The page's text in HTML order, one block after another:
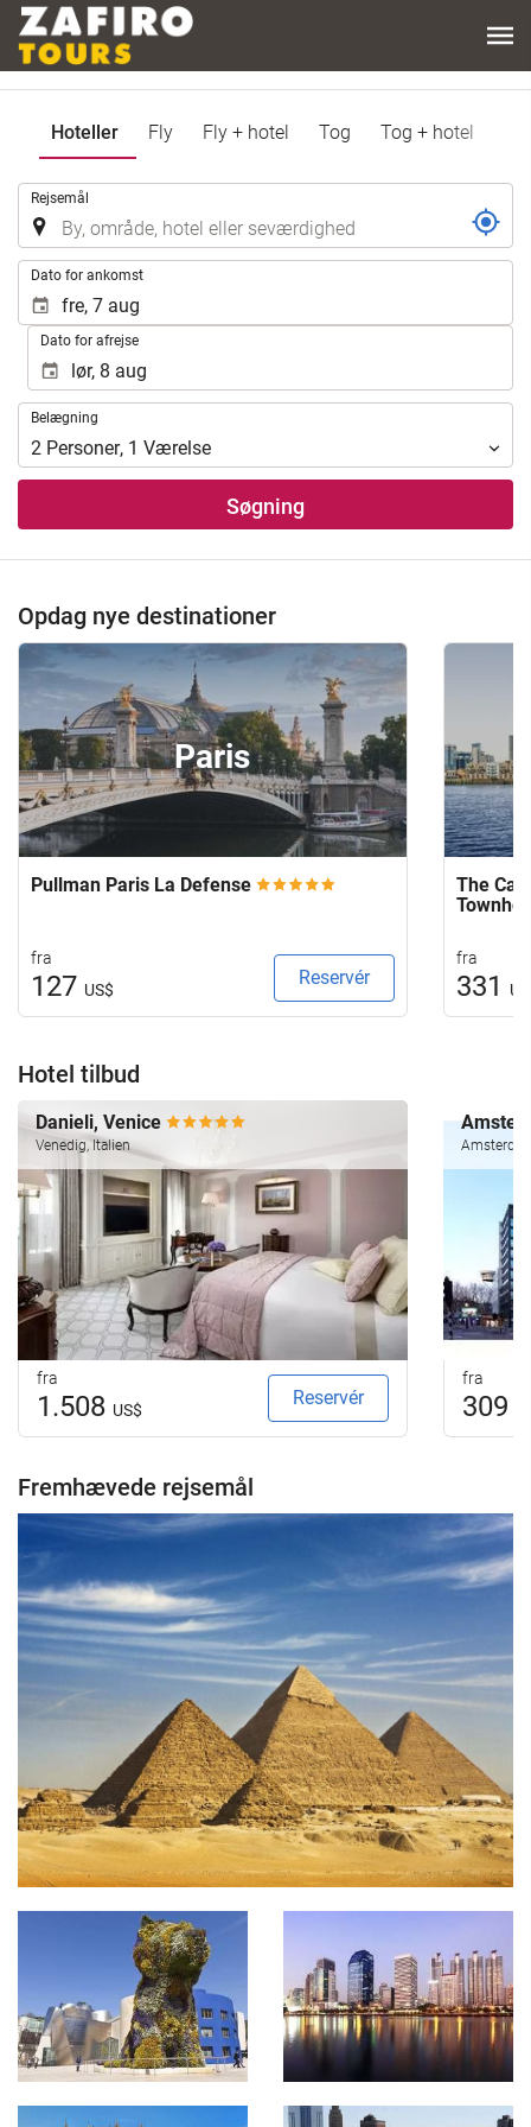
Hoteller Fly Fly + hotel Tog Tog + hotel
Rejsemål
Dato for ankomst
Dato for afrejse
Belægning
Belægning
2 Personer, 1 Værelse
Søgning
Opdag nye destinationer
Paris
Pullman Paris La Defense
fra
127 US$
Reservér
The
fra
331
Hotel tilbud
Danieli, Venice
Venedig, Italien
fra
1.508 US$
Reservér
fra
309
Fremhævede rejsemål